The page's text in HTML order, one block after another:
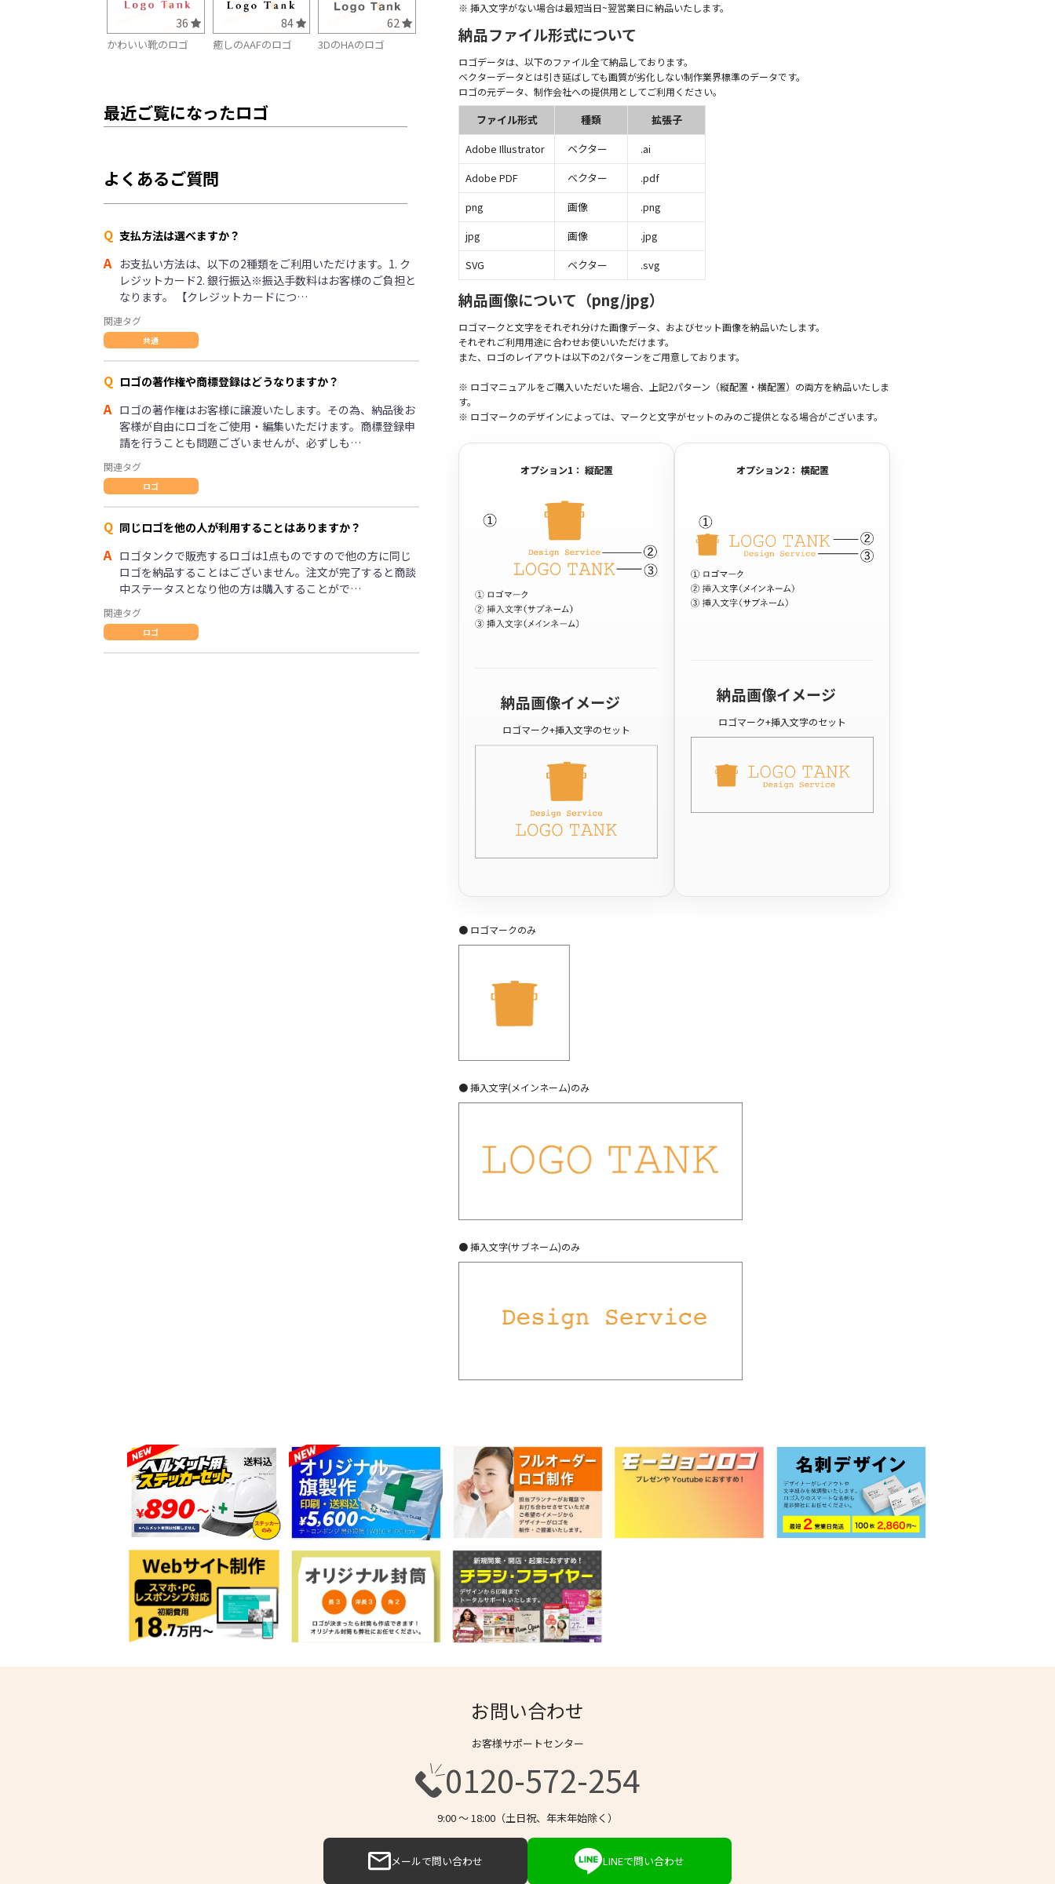
36
かわいい靴のロゴ
84
癒しのAAFのロゴ
62
3DのHAのロゴ
最近ご覧になったロゴ
よくあるご質問
Q 支払方法は選べますか？
A お支払い方法は、以下の2種類をご利用いただけます。1. ク
レジットカード2. 銀行振込※振込手数料はお客様のご負担と
なります。 【クレジットカードにつ…
関連タグ
共通
Q ロゴの著作権や商標登録はどうなりますか？
A ロゴの著作権はお客様に譲渡いたします。その為、納品後お
客様が自由にロゴをご使用・編集いただけます。商標登録申
請を行うことも問題ございませんが、必ずしも…
関連タグ
ロゴ
Q 同じロゴを他の人が利用することはありますか？
A ロゴタンクで販売するロゴは1点ものですので他の方に同じ
ロゴを納品することはございません。注文が完了すると商談
中ステータスとなり他の方は購入することがで…
関連タグ
ロゴ
※ 挿入文字がない場合は最短当日~翌営業日に納品いたします。
納品ファイル形式について
ロゴデータは、以下のファイル全て納品しております。
ベクターデータとは引き延ばしても画質が劣化しない制作業界標準のデータです。
ロゴの元データ、制作会社への提供用としてご利用ください。
ファイル形式 種類
拡張子
Adobe Illustrator
ベクター
.ai
Adobe PDF
ベクター
.pdf
png
画像
.png
jpg
画像
.jpg
SVG
ベクター .svg
納品画像について（png/jpg）
ロゴマークと文字をそれぞれ分けた画像データ、およびセット画像を納品いたします。
それぞれご利用用途に合わせお使いいただけます。
また、ロゴのレイアウトは以下の2パターンをご用意しております。
※ ロゴマニュアルをご購入いただいた場合、上記2パターン（縦配置・横配置）の両方を納品いたしま
す。
※ ロゴマークのデザインによっては、マークと文字がセットのみのご提供となる場合がございます。
オプション1： 縦配置
納品画像イメージ
ロゴマーク+挿入文字のセット
オプション2： 横配置
納品画像イメージ
ロゴマーク+挿入文字のセット
● ロゴマークのみ
● 挿入文字(メインネーム)のみ
● 挿入文字(サブネーム)のみ
お問い合わせ
お客様サポートセンター
0120-572-254
9:00 〜 18:00（土日祝、年末年始除く）
メールで問い合わせ LINEで問い合わせ